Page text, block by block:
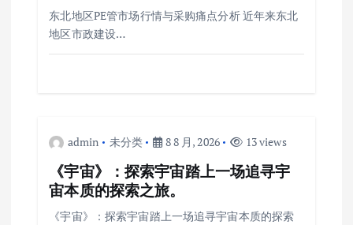
东北地区PE管市场行情与采购痛点分析 近年来东北
地区市政建设…
admin 未分类 8 8 月, 2026 13 views
《宇宙》：探索宇宙踏上一场追寻宇
宙本质的探索之旅。
《宇宙》：探索宇宙踏上一场追寻宇宙本质的探索